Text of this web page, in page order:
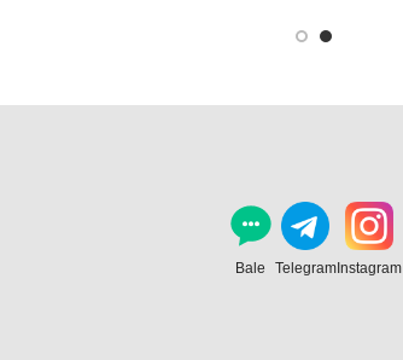
Instagram
Telegram
Bale